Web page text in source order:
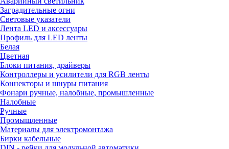
Заградительные огни
Световые указатели
Лента LED и аксессуары
Профиль для LED ленты
Белая
Цветная
Блоки питания, драйверы
Контроллеры и усилители для RGB ленты
Коннекторы и шнуры питания
Фонари ручные, налобные, промышленные
Налобные
Ручные
Промышленные
Материалы для электромонтажа
Бирки кабельные